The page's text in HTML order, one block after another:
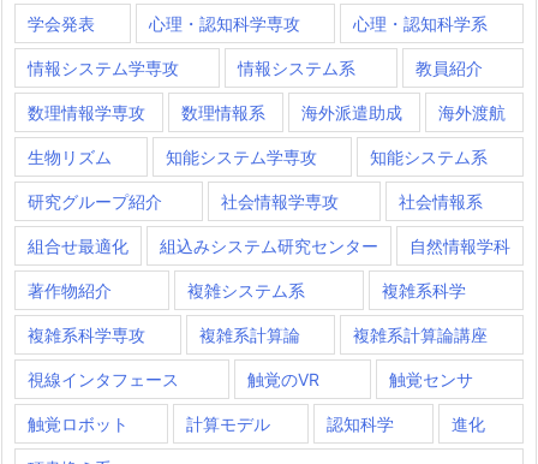
学会発表 心理・認知科学専攻 心理・認知科学系
情報システム学専攻 情報システム系 教員紹介
数理情報学専攻 数理情報系 海外派遣助成 海外渡航
生物リズム 知能システム学専攻 知能システム系
研究グループ紹介 社会情報学専攻 社会情報系
組合せ最適化 組込みシステム研究センター 自然情報学科
著作物紹介 複雑システム系 複雑系科学
複雑系科学専攻 複雑系計算論 複雑系計算論講座
視線インタフェース 触覚のVR 触覚センサ
触覚ロボット 計算モデル 認知科学 進化